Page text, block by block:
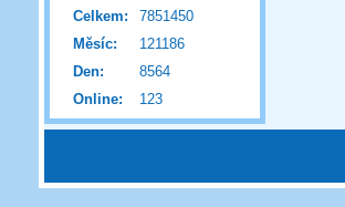
Online: 123
Celkem:
7851450
Měsíc:
121186
Den:
8564